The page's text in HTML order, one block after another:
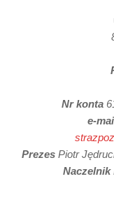
Nr konta
e-
Prezes Piotr
Naczelnik